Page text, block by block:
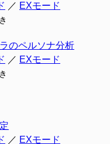
／ EXモード
のペルソナ分析
／ EXモード
／ EXモード